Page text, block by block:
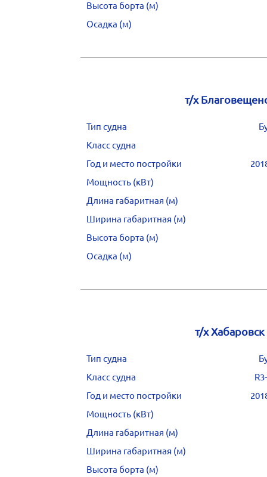
Высота борта (м)
Осадка (м)
т/х
Тип судна
Класс судна
Год и место постройки
Мощность (кВт)
Длина габаритная (м)
Ширина габаритная (м)
Высота борта (м)
Осадка (м)
т/х Хабаровск
Тип судна
Класс судна
Год и место постройки
Мощность (кВт)
Длина габаритная (м)
Ширина габаритная (м)
Высота борта (м)